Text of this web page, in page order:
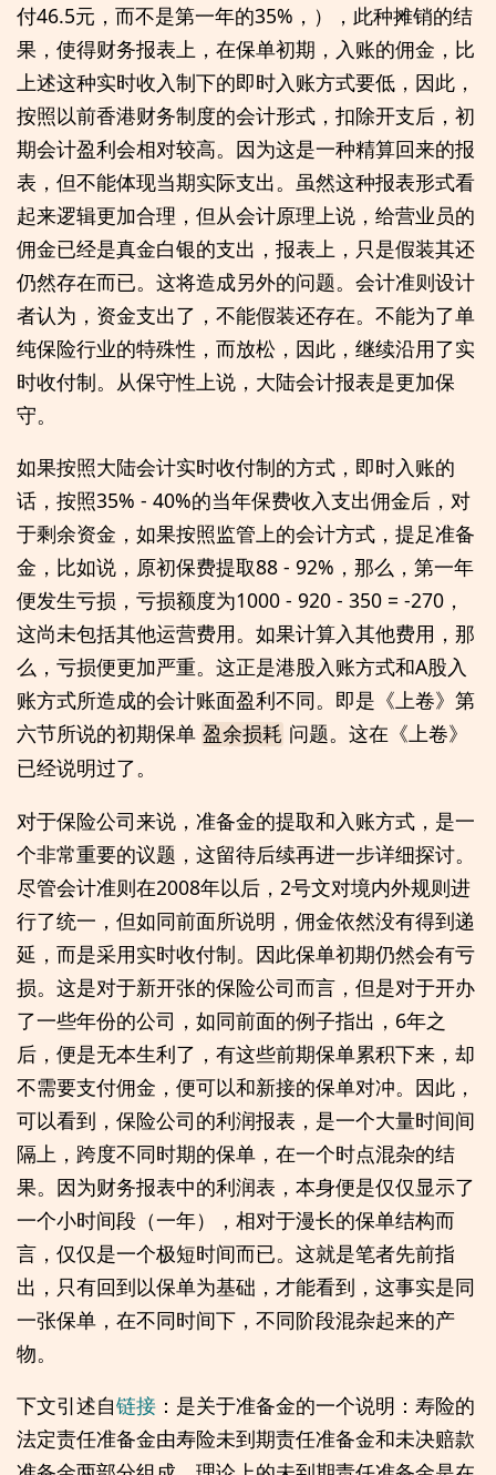
付46.5元，而不是第一年的35%，），此种摊销的结
果，使得财务报表上，在保单初期，入账的佣金，比
上述这种实时收入制下的即时入账方式要低，因此，
按照以前香港财务制度的会计形式，扣除开支后，初
期会计盈利会相对较高。因为这是一种精算回来的报
表，但不能体现当期实际支出。虽然这种报表形式看
起来逻辑更加合理，但从会计原理上说，给营业员的
佣金已经是真金白银的支出，报表上，只是假装其还
仍然存在而已。这将造成另外的问题。会计准则设计
者认为，资金支出了，不能假装还存在。不能为了单
纯保险行业的特殊性，而放松，因此，继续沿用了实
时收付制。从保守性上说，大陆会计报表是更加保
守。
如果按照大陆会计实时收付制的方式，即时入账的
话，按照35% - 40%的当年保费收入支出佣金后，对
于剩余资金，如果按照监管上的会计方式，提足准备
金，比如说，原初保费提取88 - 92%，那么，第一年
便发生亏损，亏损额度为1000 - 920 - 350 = -270，
这尚未包括其他运营费用。如果计算入其他费用，那
么，亏损便更加严重。这正是港股入账方式和A股入
账方式所造成的会计账面盈利不同。即是《上卷》第
六节所说的初期保单 盈余损耗 问题。这在《上卷》
已经说明过了。
对于保险公司来说，准备金的提取和入账方式，是一
个非常重要的议题，这留待后续再进一步详细探讨。
尽管会计准则在2008年以后，2号文对境内外规则进
行了统一，但如同前面所说明，佣金依然没有得到递
延，而是采用实时收付制。因此保单初期仍然会有亏
损。这是对于新开张的保险公司而言，但是对于开办
了一些年份的公司，如同前面的例子指出，6年之
后，便是无本生利了，有这些前期保单累积下来，却
不需要支付佣金，便可以和新接的保单对冲。因此，
可以看到，保险公司的利润报表，是一个大量时间间
隔上，跨度不同时期的保单，在一个时点混杂的结
果。因为财务报表中的利润表，本身便是仅仅显示了
一个小时间段（一年），相对于漫长的保单结构而
言，仅仅是一个极短时间而已。这就是笔者先前指
出，只有回到以保单为基础，才能看到，这事实是同
一张保单，在不同时间下，不同阶段混杂起来的产
物。
下文引述自链接 ：是关于准备金的一个说明：寿险的
法定责任准备金由寿险未到期责任准备金和未决赔款